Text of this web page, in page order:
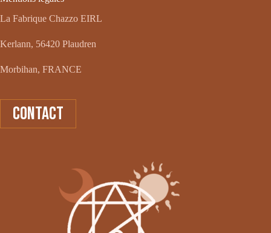
La Fabrique Chazzo EIRL
Kerlann, 56420 Plaudren
Morbihan, FRANCE
CONTACT